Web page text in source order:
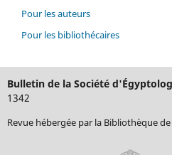
Pour les auteurs
Pour les bibliothécaires
Bulletin de la Société
1342
Revue hébergée par la Bibliothèque